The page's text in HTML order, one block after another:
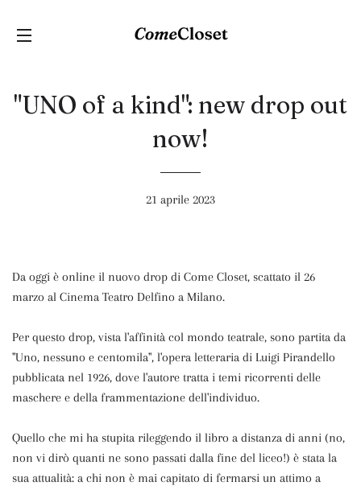
"UNO of a kind": new drop out
now!
21 aprile 2023
Da oggi è online il nuovo drop di Come Closet, scattato il 26
marzo al Cinema Teatro Delfino a Milano.
Per questo drop, vista l'affinità col mondo teatrale, sono partita da
"Uno, nessuno e centomila", l'opera letteraria di Luigi Pirandello
pubblicata nel 1926, dove l'autore tratta i temi ricorrenti delle
maschere e della frammentazione dell'individuo.
Quello che mi ha stupita rileggendo il libro a distanza di anni (no,
non vi dirò quanti ne sono passati dalla fine del liceo!) è stata la
sua attualità: a chi non è mai capitato di fermarsi un attimo a